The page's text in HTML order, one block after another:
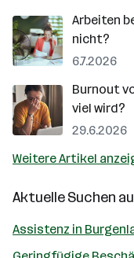
Arbeiten
nicht?
6.7.2026
Burnout
viel wird?
29.6.2026
Weitere Artikel
Aktuelle Suchen
Assistenz in